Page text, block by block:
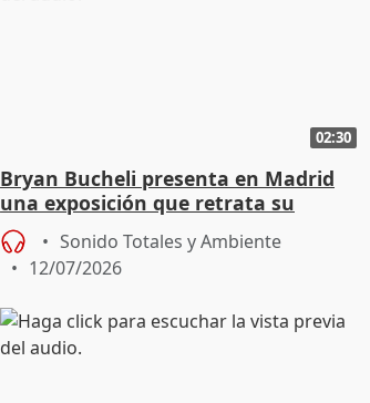
02:30
Bryan Bucheli presenta en Madrid
una exposición que retrata su
vivencia como empleado doméstico
Sonido Totales y Ambiente
12/07/2026